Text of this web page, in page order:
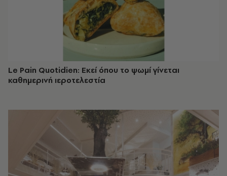
Le Pain Quotidien: Εκεί όπου το ψωμί γίνεται
καθημερινή ιεροτελεστία